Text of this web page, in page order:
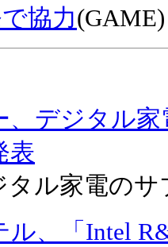
協力(GAME)
、デジタル
表
タル家電の
ル、「Intel